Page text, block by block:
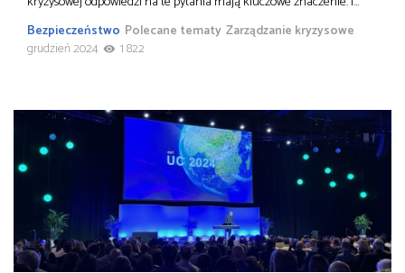
Bezpieczeństwo Polecane tematy Zarządzanie kryzysowe
grudzień 2024
1 822